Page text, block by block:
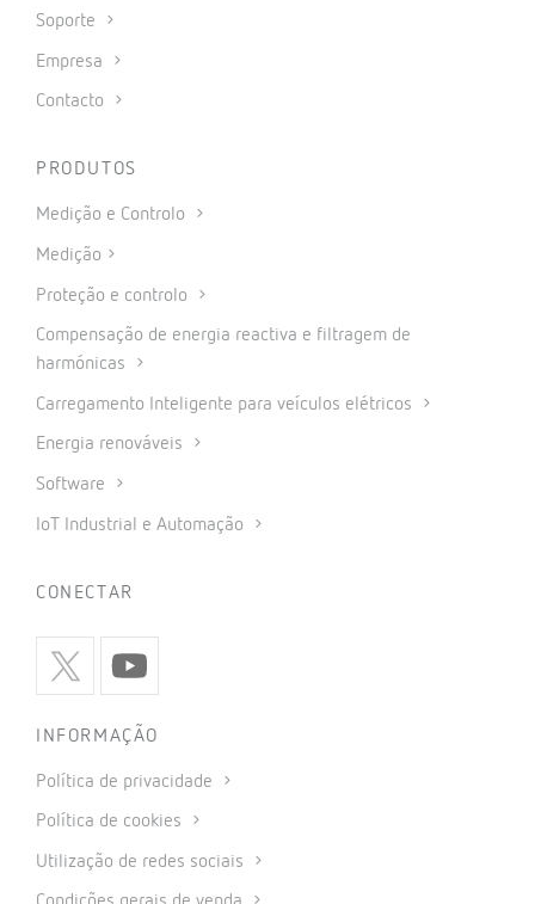
Soporte
Empresa
Contacto
PRODUTOS
Medição e Controlo
Medição
Proteção e controlo
Compensação de energia reactiva e filtragem de
harmónicas
Carregamento Inteligente para veículos elétricos
Energia renováveis
Software
IoT Industrial e Automação
CONECTAR
INFORMAÇÃO
Política de privacidade
Política de cookies
Utilização de redes sociais